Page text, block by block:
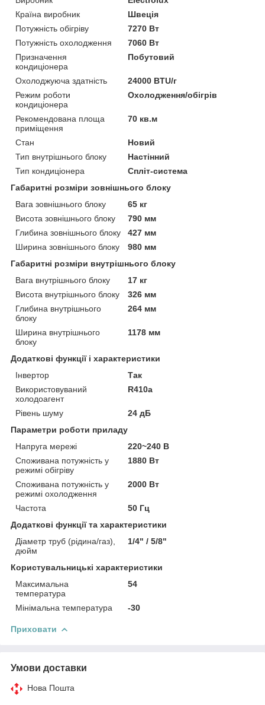
Країна виробник
Швеція
Потужність обігріву
7270 Вт
Потужність охолодження
7060 Вт
Призначення
кондиціонера
Побутовий
Охолоджуюча здатність
24000 BTU/г
Режим роботи
кондиціонера
Охолодження/обігрів
Рекомендована площа
приміщення
70 кв.м
Стан
Новий
Тип внутрішнього блоку
Настінний
Тип кондиціонера
Спліт-система
Габаритні розміри зовнішнього блоку
Вага зовнішнього блоку
65 кг
Висота зовнішнього блоку
790 мм
Глибина зовнішнього блоку
427 мм
Ширина зовнішнього блоку
980 мм
Габаритні розміри внутрішнього блоку
Вага внутрішнього блоку
17 кг
Висота внутрішнього блоку
326 мм
Глибина внутрішнього
блоку
264 мм
Ширина внутрішнього
блоку
1178 мм
Додаткові функції і характеристики
Інвертор
Так
Використовуваний
холодоагент
R410a
Рівень шуму
24 дБ
Параметри роботи приладу
Напруга мережі
220~240 В
Споживана потужність у
режимі обігріву
1880 Вт
Споживана потужність у
режимі охолодження
2000 Вт
Частота
50 Гц
Додаткові функції та характеристики
Діаметр труб (рідина/газ),
дюйм
1/4" / 5/8"
Користувальницькі характеристики
Максимальна
температура
54
Мінімальна температура -30
Приховати
Умови доставки
Нова Пошта